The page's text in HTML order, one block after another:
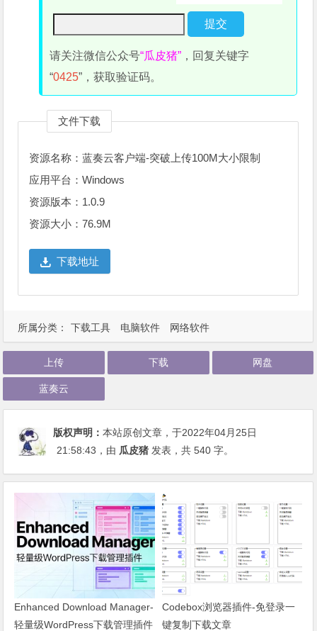
请关注微信公众号“瓜皮猪” ，回复关键字
“0425”，获取验证码。
文件下载
资源名称：蓝奏云客户端-突破上传100M大小限制
应用平台：Windows
资源版本：1.0.9
资源大小：76.9M
下载地址
所属分类： 下载工具 电脑软件 网络软件
上传 下载 网盘
蓝奏云
版权声明：本站原创文章，于2022年04月25日
21:58:43 ，由 瓜皮猪 发表，共 540 字。
Enhanced Download Manager-
轻量级WordPress下载管理插件
Codebox浏览器插件-免登录一
键复制下载文章